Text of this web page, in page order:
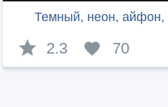
Темный, неон, айфон,
2.3 70